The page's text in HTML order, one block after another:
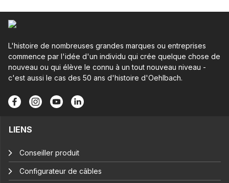
L'histoire de nombreuses grandes marques ou entreprises
commence par l'idée d'un individu qui crée quelque chose de
nouveau ou qui élève le connu à un tout nouveau niveau -
c'est aussi le cas des 50 ans d'histoire d'Oehlbach.
LIENS
Conseiller produit
Configurateur de câbles